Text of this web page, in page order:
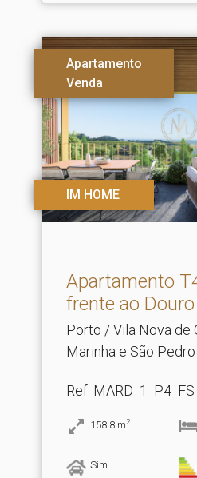
Apartamento
Venda
IM HOME
Apartamento
frente ao Douro
Porto / Vila Nova de
Marinha e São
Ref: MARD_1_P4_FS
158.8 m2
Sim